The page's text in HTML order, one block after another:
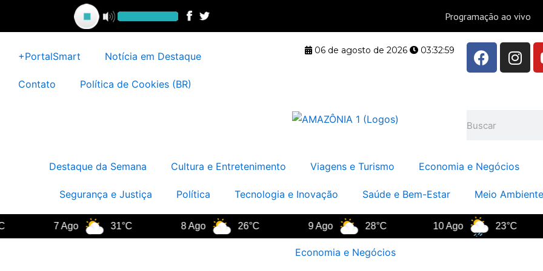
conteúdo
+PortalSmart Notícia em Destaque
Contato Política de Cookies (BR)
06 de agosto de 2026 03:33:00
F
a
o
I
n
m
Destaque da Semana Cultura e Entretenimento Viagens e Turismo Economia e Negócios
Segurança e Justiça Política Tecnologia e Inovação Saúde e Bem-Estar Meio
7 Ago 31°C 8 Ago 26°C 9 Ago 28°C 10 Ago 23°C
Economia e Negócios